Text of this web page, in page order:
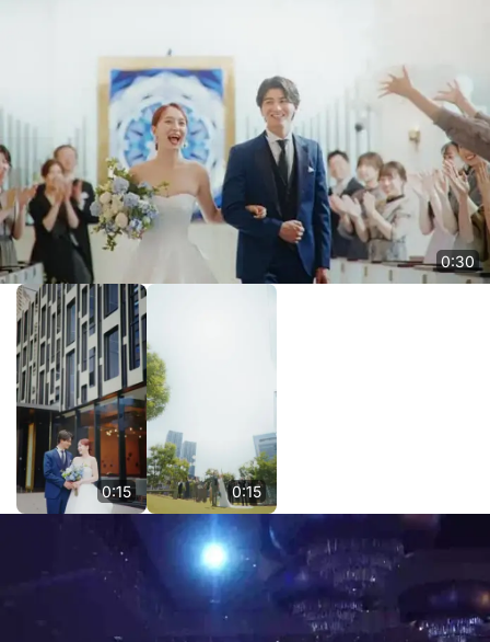
おふたりが最高の一日を迎えられるよう心をこめてお手伝いさ
せていただきます。
0:30
0:15 0:15